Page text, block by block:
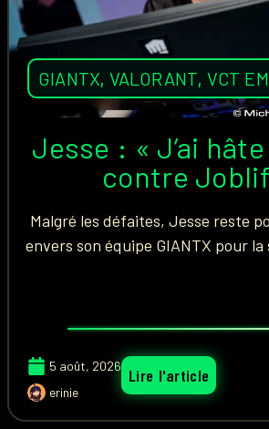
GIANTX, VALORANT, VCT
Jesse : « J’ai
contre
Malgré les défaites, Jesse reste
envers son équipe GIANTX pour
5 août, 2026
erinie
Lire l'article